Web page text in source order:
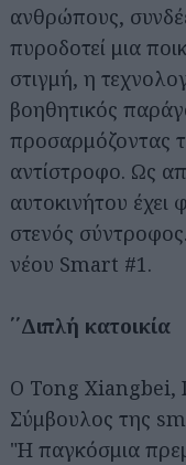
ανθρώπους,
πυροδοτεί μια
στιγμή, η
βοηθητικός
προσαρμόζοντας
αντίστροφο. Ως
αυτοκινήτου έχει
στενός
νέου Smart #1.
΄΄Διπλή κατοικία
Ο Tong Xiangbei,
Σύμβουλος της
"Η παγκόσμια